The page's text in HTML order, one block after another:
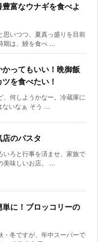
富なウナギを食べよ
思いつつ、夏真っ盛りを目前
期は、鰻を食べ ...
ってもいい！晩御飯
を食べたい！
、何しようかなー。冷蔵庫に
いなぁ そう ...
のパスタ
いろと行事を済ませ、家族で
美味しいお店。 ...
に！ブロッコリーの
・冬ですが、年中スーパーで